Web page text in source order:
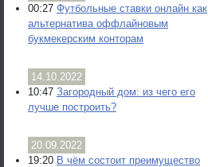
00:27 Футбольные ставки онлайн как
альтернатива оффлайновым
букмекерским конторам
14.10.2022
10:47 Загородный дом: из чего его
лучше построить?
20.09.2022
19:20 В чём состоит преимущество